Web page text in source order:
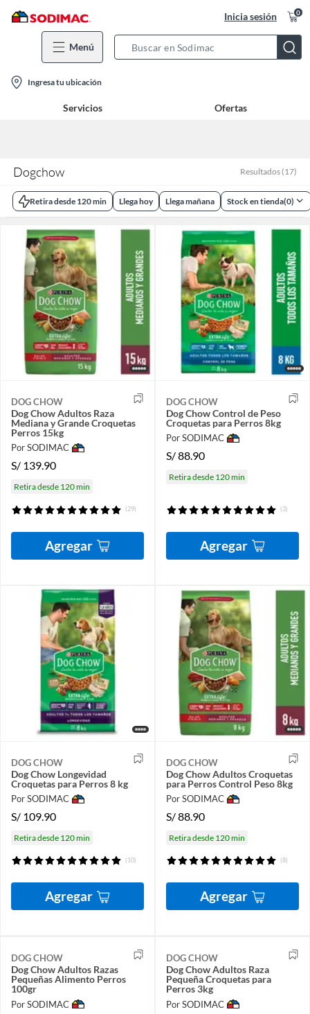
Inicia sesión 0
Menú
Bar
location-
icon
Ingresa tu ubicación
Servicios Ofertas
Dogchow Resultados (17)
Retira desde 120 min Llega hoy Llega mañana Stock en tienda(0)
DOG CHOW
Dog Chow Adultos Raza
Mediana y Grande Croquetas
Perros 15kg
Por SODIMAC
S/ 139.90
Retira desde 120 min
(29)
Agregar
DOG CHOW
Dog Chow Control de Peso
Croquetas para Perros 8kg
Por SODIMAC
S/88.90
Retira desde 120 min
(3)
Agregar
DOG CHOW
Dog Chow Longevidad
Croquetas para Perros 8 kg
Por SODIMAC
S/ 109.90
Retira desde 120 min
(10)
Agregar
DOG CHOW
Dog Chow Adultos Croquetas
para Perros Control Peso 8kg
Por SODIMAC
S/88.90
Retira desde 120 min
(8)
Agregar
DOG CHOW
Dog Chow Adultos Razas
Pequeñas Alimento Perros
100gr
Por SODIMAC
DOG CHOW
Dog Chow Adultos Raza
Pequeña Croquetas para
Perros 3kg
Por SODIMAC